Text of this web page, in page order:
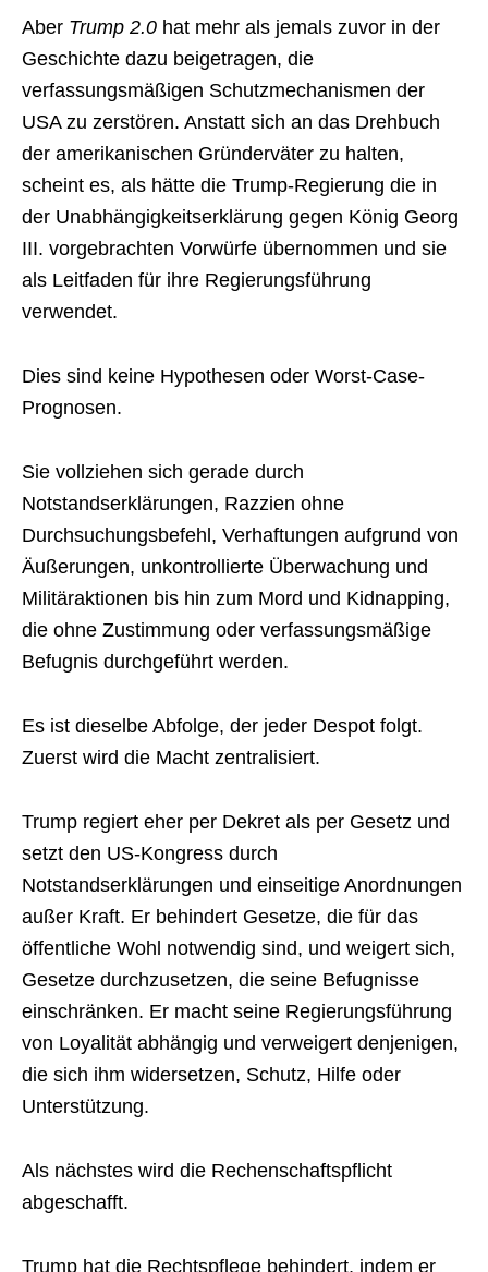
Aber Trump 2.0 hat mehr als jemals zuvor in der
Geschichte dazu beigetragen, die
verfassungsmäßigen Schutzmechanismen der
USA zu zerstören. Anstatt sich an das Drehbuch
der amerikanischen Gründerväter zu halten,
scheint es, als hätte die Trump-Regierung die in
der Unabhängigkeitserklärung gegen König Georg
III. vorgebrachten Vorwürfe übernommen und sie
als Leitfaden für ihre Regierungsführung
verwendet.
Dies sind keine Hypothesen oder Worst-Case-
Prognosen.
Sie vollziehen sich gerade durch
Notstandserklärungen, Razzien ohne
Durchsuchungsbefehl, Verhaftungen aufgrund von
Äußerungen, unkontrollierte Überwachung und
Militäraktionen bis hin zum Mord und Kidnapping,
die ohne Zustimmung oder verfassungsmäßige
Befugnis durchgeführt werden.
Es ist dieselbe Abfolge, der jeder Despot folgt.
Zuerst wird die Macht zentralisiert.
Trump regiert eher per Dekret als per Gesetz und
setzt den US-Kongress durch
Notstandserklärungen und einseitige Anordnungen
außer Kraft. Er behindert Gesetze, die für das
öffentliche Wohl notwendig sind, und weigert sich,
Gesetze durchzusetzen, die seine Befugnisse
einschränken. Er macht seine Regierungsführung
von Loyalität abhängig und verweigert denjenigen,
die sich ihm widersetzen, Schutz, Hilfe oder
Unterstützung.
Als nächstes wird die Rechenschaftspflicht
abgeschafft.
Trump hat die Rechtspflege behindert, indem er